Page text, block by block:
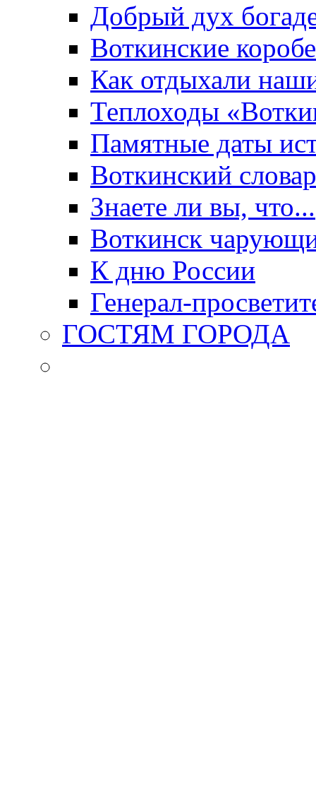
Добрый дух
Воткинские
Как отдыхали
Теплоходы
Памятные даты
Воткинский
Знаете ли вы, что...
Воткинск
К дню России
Генерал-
ГОСТЯМ ГОРОДА